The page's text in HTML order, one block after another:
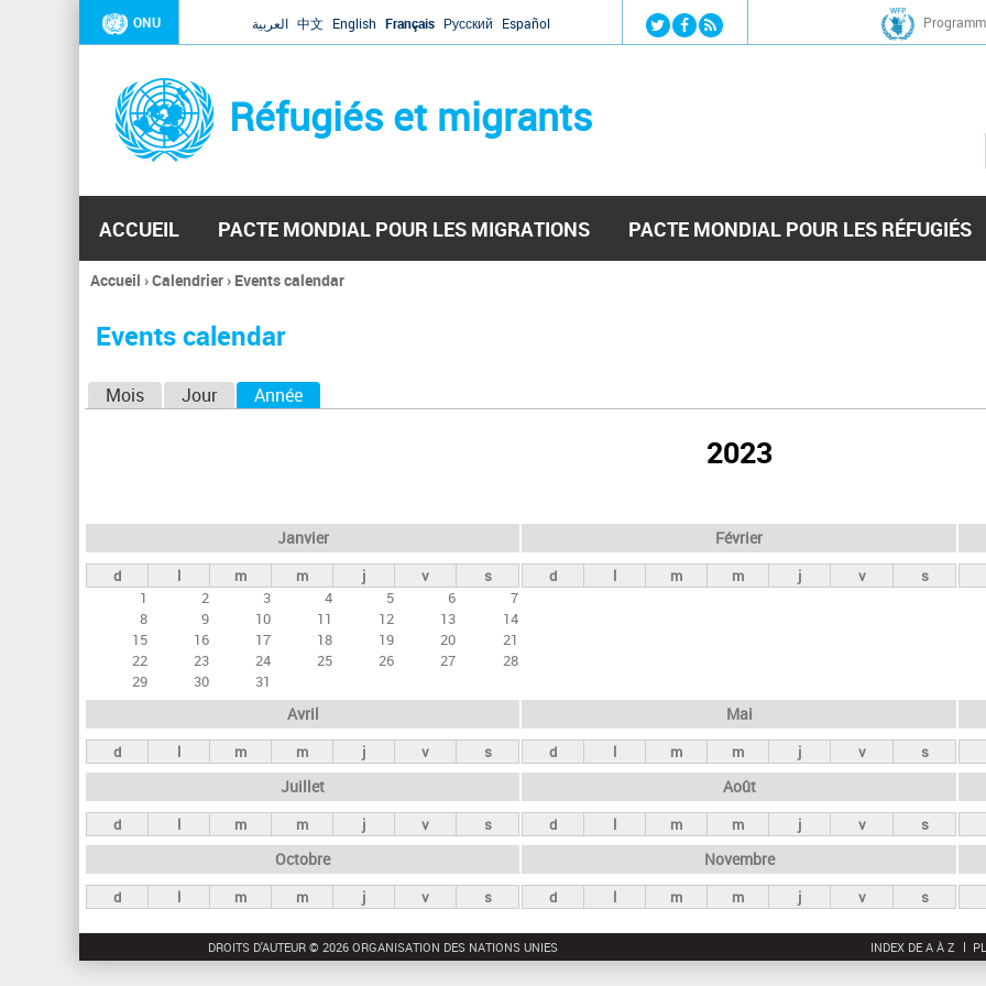
Jump to navigation
ONU العربية 中文 English Français Русский Español
Réfugiés et migrants
ACCUEIL PACTE MONDIAL POUR LES MIGRATIONS PACTE MONDIAL POUR LES RÉFUGIÉS
Vous
ici
Accueil ›Calendrier› Events calendar
Events calendar
e
t
s
n
c
i
p
a
x
Mois Jour Année
2023
Janvier
d l m m j v
s
1
2 3 4 5 6
7
8
9 10 11 12 13
14
15
16 17 18 19 20
21
22
23 24 25 26 27
28
29
30 31
Février
d l m m j v s
Avril
d l m m j v s
Mai
d l m m j v s
Juillet
d l m m j v s
Août
d l m m j v s
Octobre
d l m m j v s
Novembre
d l m m j v s
DROITS D'AUTEUR © 2026 ORGANISATION DES NATIONS UNIES INDEX DE A À Z